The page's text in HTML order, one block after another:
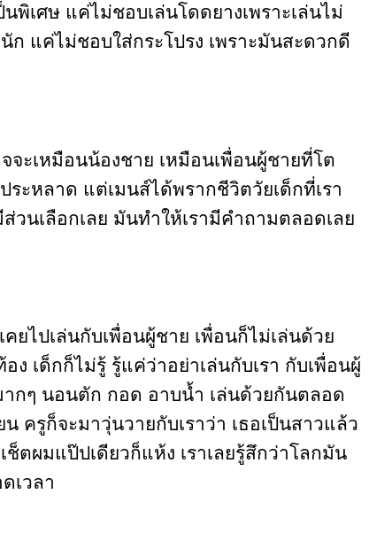
พิเศษ แค่ไม่ชอบเล่นโดดยางเพราะเล่นไม่
แค่ไม่ชอบใส่กระโปรง เพราะมันสะดวกดี
จะเหมือนน้องชาย เหมือนเพื่อนผู้ชายที่โต
ะหลาด แต่เมนส์ได้พรากชีวิตวัยเด็กที่เรา
วนเลือกเลย มันทำให้เรามีคำถามตลอดเลย
ยไปเล่นกับเพื่อนผู้ชาย เพื่อนก็ไม่เล่นด้วย
เด็กก็ไม่รู้ รู้แค่ว่าอย่าเล่นกับเรา กับเพื่อนผู้
ากๆ นอนตัก กอด อาบน้ำ เล่นด้วยกันตลอด
ครูก็จะมาวุ่นวายกับเราว่า เธอเป็นสาวแล้ว
ผมแป๊ปเดียวก็แห้ง เราเลยรู้สึกว่าโลกมัน
เวลา